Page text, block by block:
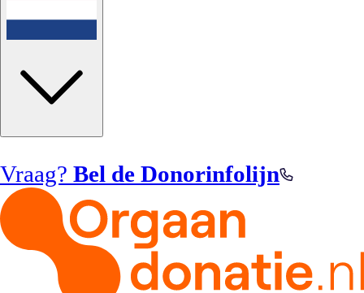
Vraag? Bel de Donorinfolijn